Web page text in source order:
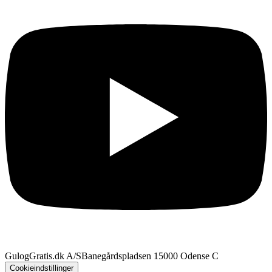
GulogGratis.dk A/SBanegårdspladsen 1 5000 Odense C
Cookieindstillinger